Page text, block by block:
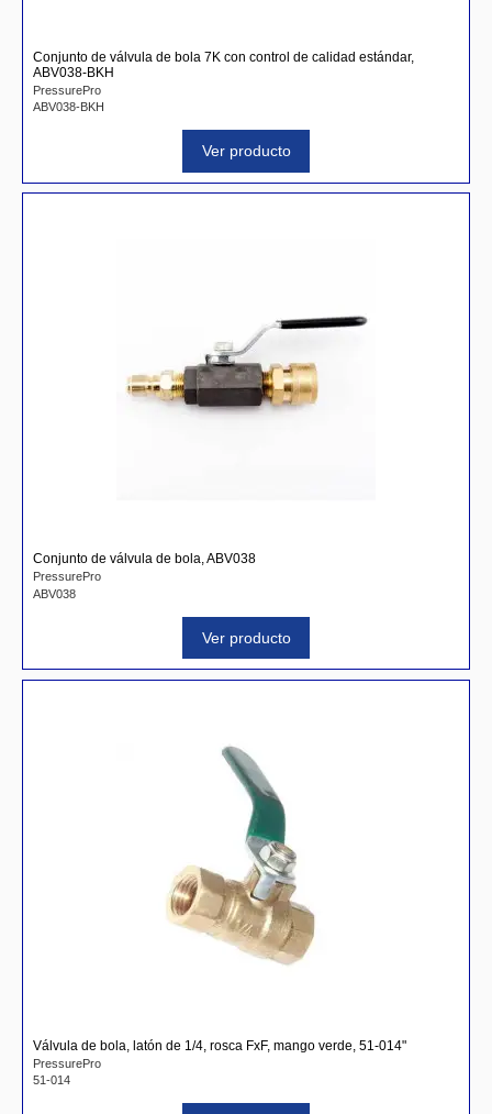
Conjunto de válvula de bola 7K con control de calidad estándar,
ABV038-BKH
PressurePro
ABV038-BKH
Ver producto
Conjunto de válvula de bola, ABV038
PressurePro
ABV038
Ver producto
Válvula de bola, latón de 1/4, rosca FxF, mango verde, 51-014"
PressurePro
51-014